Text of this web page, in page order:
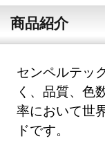
商品紹介
センペルテッ
く、品質、色
率において世
ドです。